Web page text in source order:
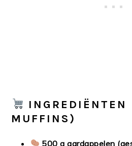
INGREDIËNTEN
MUFFINS)
500 g aardappelen